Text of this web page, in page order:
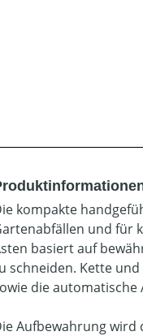
kompakte
und für
basiert auf
schneiden. Kette
die automatische
Aufbewahrung wird